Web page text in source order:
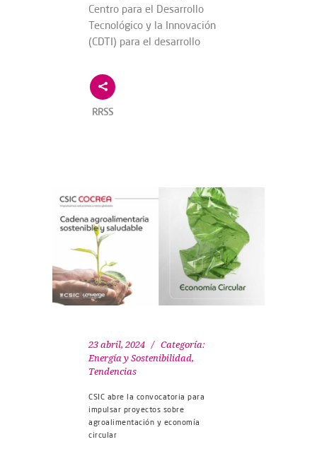
Centro para el Desarrollo
Tecnológico y la Innovación
(CDTI) para el desarrollo
RRSS
23 abril, 2024
Categoría:
Energía y Sostenibilidad,
Tendencias
CSIC abre la convocatoria para
impulsar proyectos sobre
agroalimentación y economía
circular